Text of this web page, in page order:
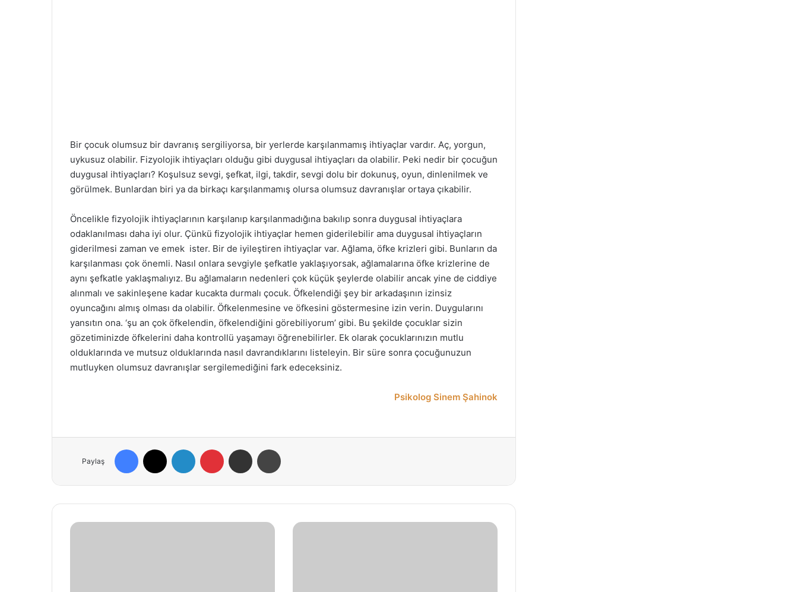
Bir çocuk olumsuz bir davranış sergiliyorsa, bir yerlerde karşılanmamış ihtiyaçlar vardır. Aç, yorgun,
uykusuz olabilir. Fizyolojik ihtiyaçları olduğu gibi duygusal ihtiyaçları da olabilir. Peki nedir bir çocuğun
duygusal ihtiyaçları? Koşulsuz sevgi, şefkat, ilgi, takdir, sevgi dolu bir dokunuş, oyun, dinlenilmek ve
görülmek. Bunlardan biri ya da birkaçı karşılanmamış olursa olumsuz davranışlar ortaya çıkabilir.
Öncelikle fizyolojik ihtiyaçlarının karşılanıp karşılanmadığına bakılıp sonra duygusal ihtiyaçlara
odaklanılması daha iyi olur. Çünkü fizyolojik ihtiyaçlar hemen giderilebilir ama duygusal ihtiyaçların
giderilmesi zaman ve emek ister. Bir de iyileştiren ihtiyaçlar var. Ağlama, öfke krizleri gibi. Bunların da
karşılanması çok önemli. Nasıl onlara sevgiyle şefkatle yaklaşıyorsak, ağlamalarına öfke krizlerine de
aynı şefkatle yaklaşmalıyız. Bu ağlamaların nedenleri çok küçük şeylerde olabilir ancak yine de ciddiye
alınmalı ve sakinleşene kadar kucakta durmalı çocuk. Öfkelendiği şey bir arkadaşının izinsiz
oyuncağını almış olması da olabilir. Öfkelenmesine ve öfkesini göstermesine izin verin. Duygularını
yansıtın ona. ‘şu an çok öfkelendin, öfkelendiğini görebiliyorum’ gibi. Bu şekilde çocuklar sizin
gözetiminizde öfkelerini daha kontrollü yaşamayı öğrenebilirler. Ek olarak çocuklarınızın mutlu
olduklarında ve mutsuz olduklarında nasıl davrandıklarını listeleyin. Bir süre sonra çocuğunuzun
mutluyken olumsuz davranışlar sergilemediğini fark edeceksiniz.
Psikolog Sinem Şahinok
Paylaş
P
P